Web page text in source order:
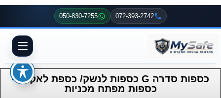
072-393-2742
050-830-7255
כספות סדרה G כספות לנשק/ כספת לאקדח–
כספות מפתח מכניות